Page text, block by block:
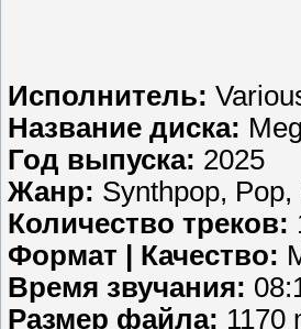
Исполнитель:
Название диска:
Год выпуска: 2025
Жанр: Synthpop,
Количество треков:
Формат | Качество:
Время звучания:
Размер файла: 1170